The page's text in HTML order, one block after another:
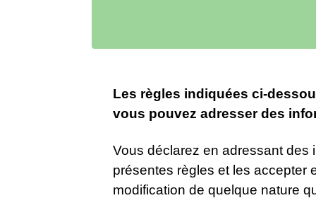
Les règles indiquées ci-
vous pouvez adresser des
Vous déclarez en adressant des
présentes règles et les accepter
modification de quelque nature